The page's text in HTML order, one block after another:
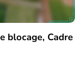
blocage, Cadre